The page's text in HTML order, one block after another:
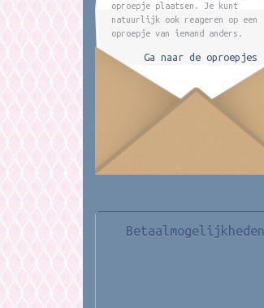
oproepje plaatsen. Je kunt
natuurlijk ook reageren op een
oproepje van iemand anders.
Ga naar de oproepjes
Betaalmogelijkheden